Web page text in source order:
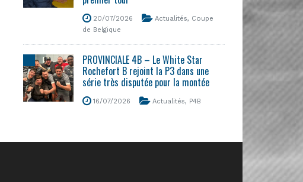
20/07/2026 Actualités, Coupe
de Belgique
PROVINCIALE 4B – Le White Star
Rochefort B rejoint la P3 dans une
série très disputée pour la montée
16/07/2026 Actualités, P4B